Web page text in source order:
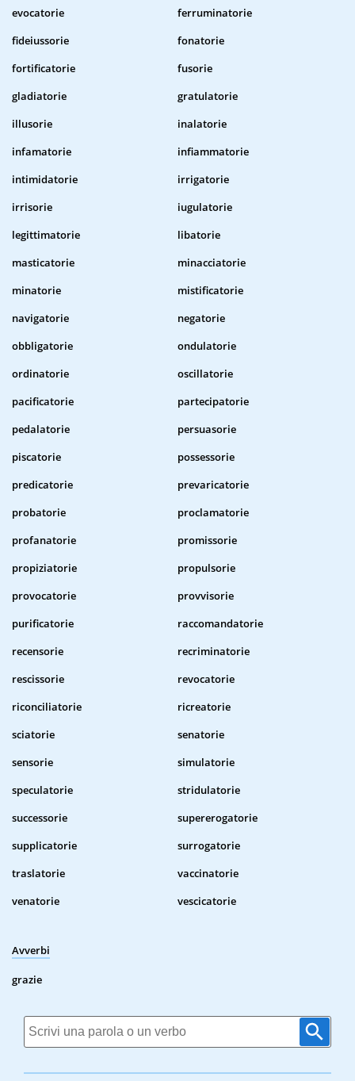
evocatorie
ferruminatorie
fideiussorie
fonatorie
fortificatorie
fusorie
gladiatorie
gratulatorie
illusorie
inalatorie
infamatorie
infiammatorie
intimidatorie
irrigatorie
irrisorie
iugulatorie
legittimatorie
libatorie
masticatorie
minacciatorie
minatorie
mistificatorie
navigatorie
negatorie
obbligatorie
ondulatorie
ordinatorie
oscillatorie
pacificatorie
partecipatorie
pedalatorie
persuasorie
piscatorie
possessorie
predicatorie
prevaricatorie
probatorie
proclamatorie
profanatorie
promissorie
propiziatorie
propulsorie
provocatorie
provvisorie
purificatorie
raccomandatorie
recensorie
recriminatorie
rescissorie
revocatorie
riconciliatorie
ricreatorie
sciatorie
senatorie
sensorie
simulatorie
speculatorie
stridulatorie
successorie
supererogatorie
supplicatorie
surrogatorie
traslatorie
vaccinatorie
venatorie
vescicatorie
Avverbi
grazie